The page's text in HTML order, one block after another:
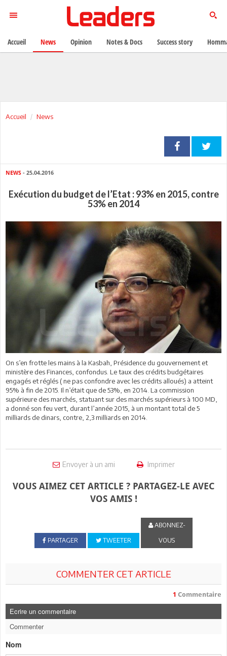
Accueil News
NEWS - 25.04.2016
Exécution du budget de l’Etat : 93% en 2015, contre
53% en 2014
On s’en frotte les mains à la Kasbah, Présidence du gouvernement et
ministère des Finances, confondus. Le taux des crédits budgétaires
engagés et réglés ( ne pas confondre avec les crédits alloués) a atteint
95% à fin de 2015. Il n’était que de 53%, en 2014. La commission
supérieure des marchés, statuant sur des marchés supérieurs à 100 MD,
a donné son feu vert, durant l’année 2015, à un montant total de 5
milliards de dinars, contre, 2,3 milliards en 2014.
Envoyer à un ami Imprimer
VOUS AIMEZ CET ARTICLE ? PARTAGEZ-LE AVEC
VOS AMIS !
PARTAGER TWEETER
ABONNEZ-
VOUS
COMMENTER CET ARTICLE
1 Commentaire
Ecrire un commentaire
Commenter
Nom
Accueil News Opinion Notes & Docs Success story